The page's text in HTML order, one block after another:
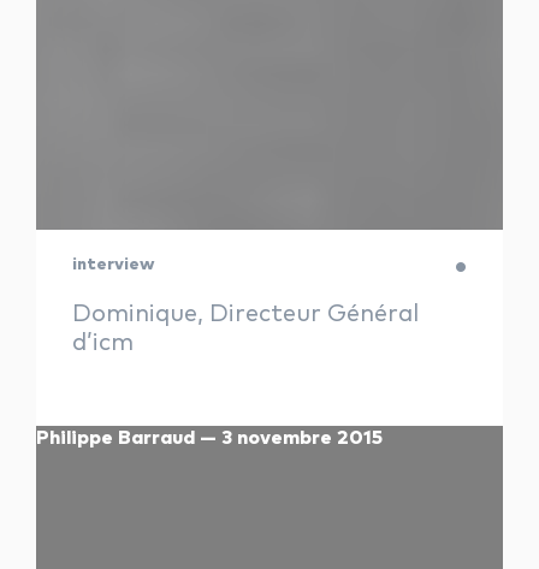
interview
Dominique, Directeur Général
d’icm
Philippe Barraud — 3 novembre 2015